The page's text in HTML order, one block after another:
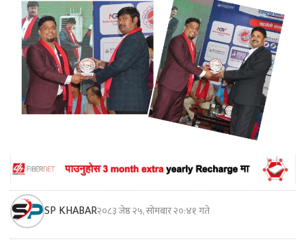
SP KHABAR२०८३ जेष्ठ २५, सोमबार २०:४१ गते